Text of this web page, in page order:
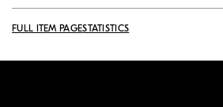
FULL ITEM PAGESTATISTICS